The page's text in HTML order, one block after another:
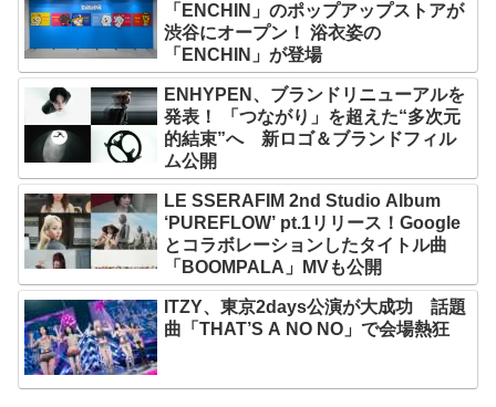
「ENCHIN」のポップアップストアが
渋谷にオープン！ 浴衣姿の
「ENCHIN」が登場
ENHYPEN、ブランドリニューアルを
発表！ 「つながり」を超えた“多次元
的結束”へ 新ロゴ＆ブランドフィル
ム公開
LE SSERAFIM 2nd Studio Album
‘PUREFLOW’ pt.1リリース！Google
とコラボレーションしたタイトル曲
「BOOMPALA」MVも公開
ITZY、東京2days公演が大成功 話題
曲「THAT’S A NO NO」で会場熱狂